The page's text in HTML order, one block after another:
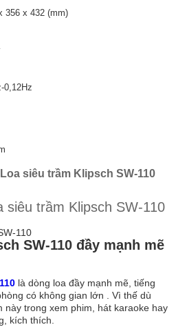
356 x 432 (mm)
0,12Hz
siêu trầm Klipsch SW-110
siêu trầm Klipsch SW-110
SW-110 đầy mạnh mẽ
là dòng loa đầy mạnh mẽ, tiếng
có không gian lớn . Vì thế dù
này trong xem phim, hát karaoke hay
kích thích.